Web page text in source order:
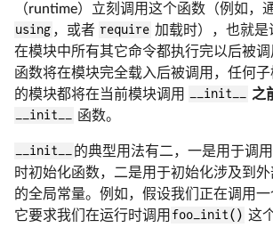
（runtime）立刻调用这个函数（例如，
using ，或者 require 加载时），也就是
在模块中所有其它命令都执行完以后被
函数将在模块完全载入后被调用，任何
的模块都将在当前模块调用 __init__ 之
__init__ 函数。
__init__ 的典型用法有二，一是用于调
时初始化函数，二是用于初始化涉及到
的全局常量。例如，假设我们正在调用一
它要求我们在运行时调用 foo_init() 这